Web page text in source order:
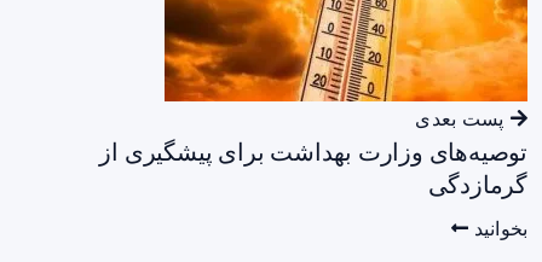
پست بعدی
توصیه‌های وزارت بهداشت برای پیشگیری از
گرمازدگی
بخوانید